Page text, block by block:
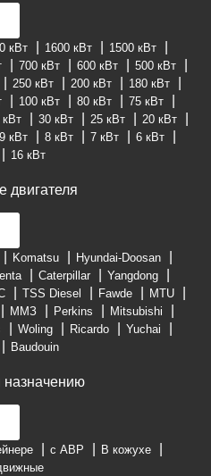
кВт 1600 кВт
1500 кВт
700 кВт 600 кВт
500 кВт
250 кВт 200 кВт
180 кВт
100 кВт 80 кВт
75 кВт
кВт 30 кВт 25 кВт
20 кВт
9 кВт 8 кВт 7 кВт
6 кВт
16 кВт
двигателя
Komatsu
Hyundai-Doosan
Caterpillar
Yangdong
TSS Diesel Fawde
MTU
ММЗ Perkins
Mitsubishi
Woling Ricardo
Yuchai
Baudouin
назначению
с АВР
В кожухе